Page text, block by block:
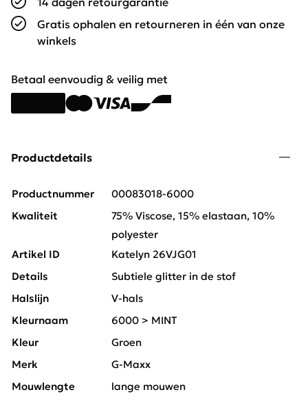
Gratis ophalen en retourneren in één van onze
winkels
Betaal eenvoudig & veilig met
Productdetails
Productnummer
00083018-6000
Kwaliteit
75% Viscose, 15% elastaan, 10%
polyester
Artikel ID
Katelyn 26VJG01
Details
Subtiele glitter in de stof
Halslijn
V-hals
Kleurnaam
6000 > MINT
Kleur
Groen
Merk
G-Maxx
Mouwlengte
lange mouwen